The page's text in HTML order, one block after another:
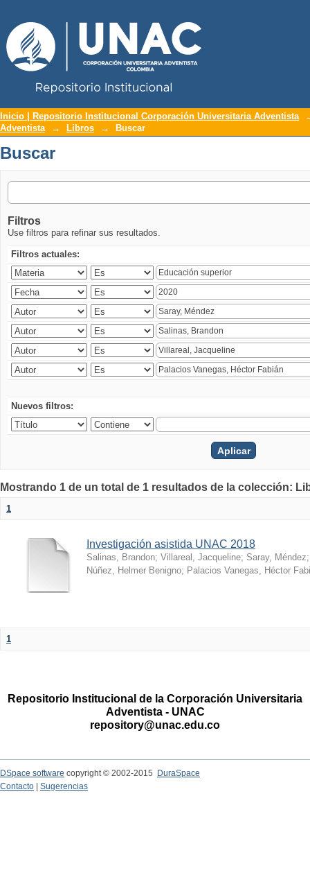
Buscar
Inicio | Repositorio Institucional Corporación Universitaria Adventista
Adventista
→ Libros → Buscar
Buscar
Filtros
Use filtros para refinar sus resultados.
Filtros actuales:
Nuevos filtros:
Mostrando 1 de un total de 1 resultados de la colección:
1
Investigación asistida UNAC 2018
Salinas, Brandon; Villareal, Jacqueline; Saray, Méndez
Núñez, Helmer Benigno; Palacios Vanegas, Héctor
1
Repositorio Institucional de la Corporación Universitaria
Adventista - UNAC
repository@unac.edu.co
DSpace software copyright © 2002-2015
DuraSpace
Contacto
Sugerencias